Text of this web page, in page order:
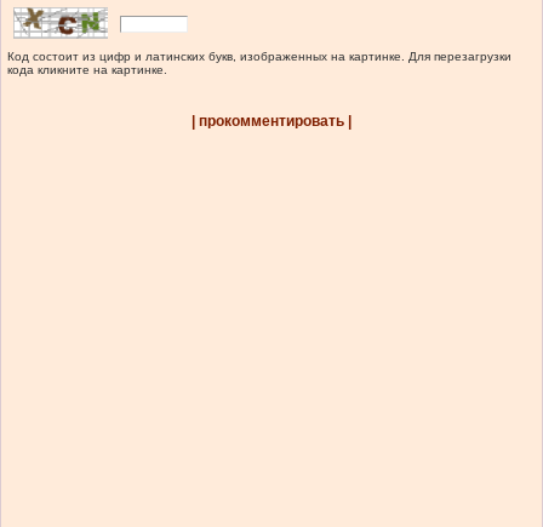
Код состоит из цифр и латинских букв, изображенных на картинке. Для перезагрузки
кода кликните на картинке.
| прокомментировать |